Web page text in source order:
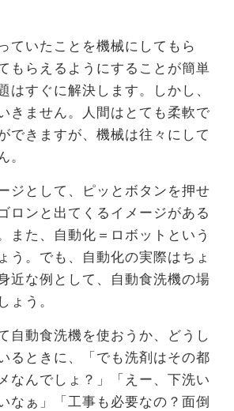
ていたことを機械にしてもら
もらえるようにすることが簡単
はすぐに解決します。しかし、
きません。人間はとても柔軟で
できますが、機械は往々にして
。
ジとして、ピッとボタンを押せ
ロンと出てくるイメージがある
また、自動化＝ロボットという
う。でも、自動化の実際はちょ
近な例として、自動食洗機の場
ょう。
自動食洗機を使おうか、どうし
るときに、「でも洗剤はその都
なんでしょ？」「えー、下洗い
なぁ」「工事も必要なの？面倒